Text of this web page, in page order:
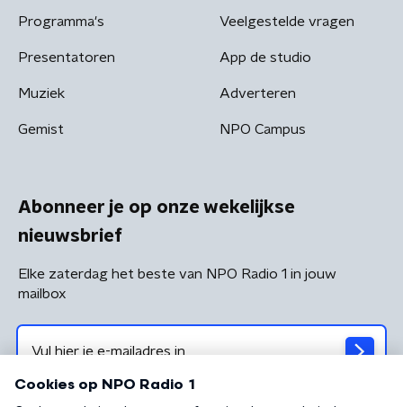
Programma's
Presentatoren
Muziek
Gemist
Veelgestelde vragen
App de studio
Adverteren
NPO Campus
Abonneer je op onze wekelijkse
nieuwsbrief
Elke zaterdag het beste van NPO Radio 1 in jouw
mailbox